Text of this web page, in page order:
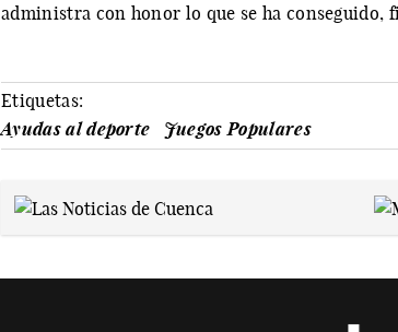
administra con honor lo que se ha conseguido,
Etiquetas:
Ayudas al deporte
Juegos Populares